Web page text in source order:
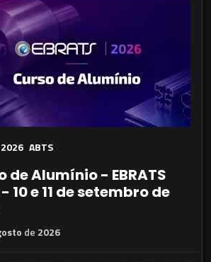
2026 ABTS
de Alumínio - EBRATS
10 e 11 de setembro de
de 2026